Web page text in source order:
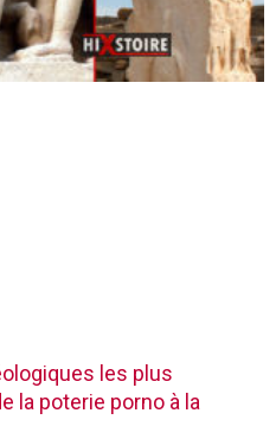
les plus
la poterie porno à la